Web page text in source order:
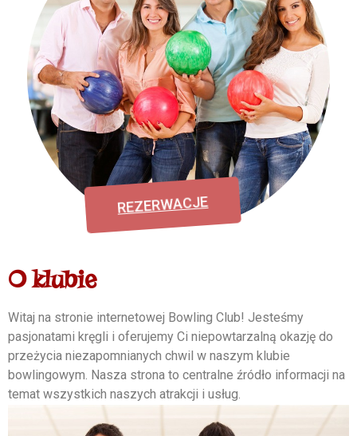
REZERWACJE
O klubie
Witaj na stronie internetowej Bowling Club! Jesteśmy
pasjonatami kręgli i oferujemy Ci niepowtarzalną okazję do
przeżycia niezapomnianych chwil w naszym klubie
bowlingowym. Nasza strona to centralne źródło informacji na
temat wszystkich naszych atrakcji i usług.